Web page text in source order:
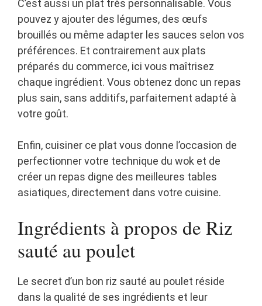
C’est aussi un plat très personnalisable. Vous
pouvez y ajouter des légumes, des œufs
brouillés ou même adapter les sauces selon vos
préférences. Et contrairement aux plats
préparés du commerce, ici vous maîtrisez
chaque ingrédient. Vous obtenez donc un repas
plus sain, sans additifs, parfaitement adapté à
votre goût.
Enfin, cuisiner ce plat vous donne l’occasion de
perfectionner votre technique du wok et de
créer un repas digne des meilleures tables
asiatiques, directement dans votre cuisine.
Ingrédients à propos de Riz
sauté au poulet
Le secret d’un bon riz sauté au poulet réside
dans la qualité de ses ingrédients et leur